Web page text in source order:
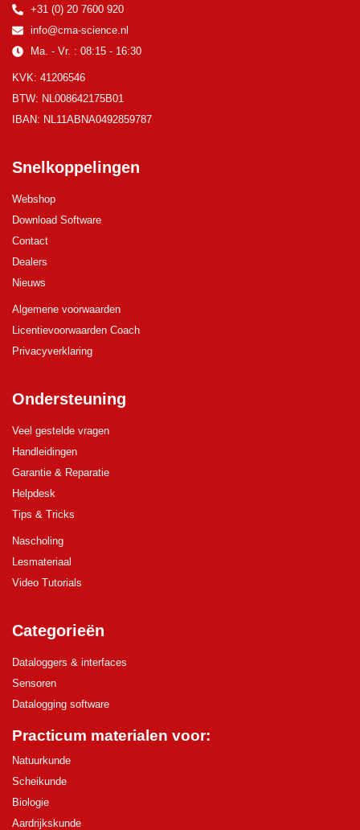
+31 (0) 20 7600 920
info@cma-science.nl
Ma. - Vr. : 08:15 - 16:30
KVK: 41206546
BTW: NL008642175B01
IBAN: NL11ABNA0492859787
Snelkoppelingen
Webshop
Download Software
Contact
Dealers
Nieuws
Algemene voorwaarden
Licentievoorwaarden Coach
Privacyverklaring
Ondersteuning
Veel gestelde vragen
Handleidingen
Garantie & Reparatie
Helpdesk
Tips & Tricks
Nascholing
Lesmateriaal
Video Tutorials
Categorieën
Dataloggers & interfaces
Sensoren
Datalogging software
Practicum materialen voor:
Natuurkunde
Scheikunde
Biologie
Aardrijkskunde